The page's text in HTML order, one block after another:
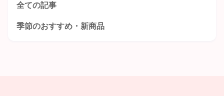
全ての記事
季節のおすすめ・新商品